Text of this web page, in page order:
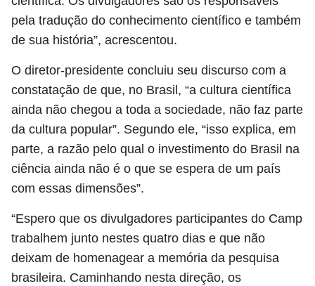
pela tradução do conhecimento científico e também
de sua história”, acrescentou.
O diretor-presidente concluiu seu discurso com a
constatação de que, no Brasil, “a cultura científica
ainda não chegou a toda a sociedade, não faz parte
da cultura popular”. Segundo ele, “isso explica, em
parte, a razão pelo qual o investimento do Brasil na
ciência ainda não é o que se espera de um país
com essas dimensões”.
“Espero que os divulgadores participantes do Camp
trabalhem junto nestes quatro dias e que não
deixam de homenagear a memória da pesquisa
brasileira. Caminhando nesta direção, os